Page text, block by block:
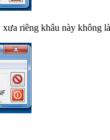
riêng khâu này không